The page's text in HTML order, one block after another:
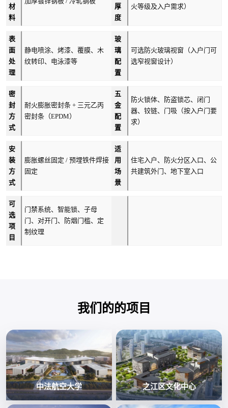
材
料
厚
度
火等级及入户需求）
表
面
处
理
静电喷涂、烤漆、覆膜、木
纹转印、电泳漆等
玻
璃
配
置
可选防火玻璃视窗（入户门可
选窄视窗设计）
密
封
方
式
耐火膨胀密封条 + 三元乙丙
密封条（EPDM）
五
金
配
置
防火锁体、防盗锁芯、闭门
器、铰链、门吸（按入户门要
求）
安
装
方
式
膨胀螺丝固定 / 预埋铁件焊接
固定
适
用
场
景
住宅入户、防火分区入口、公
共建筑外门、地下室入口
可
选
项
目
门禁系统、智能锁、子母
门、对开门、防烟门槛、定
制纹理
我们的的项目
中法航空大学 之江区文化中心